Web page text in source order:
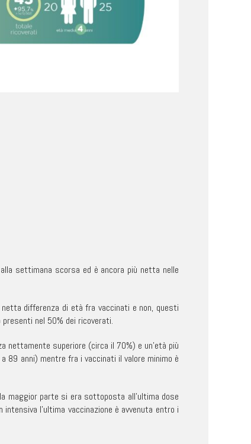
settimana scorsa ed è ancora più netta nelle
differenza di età fra vaccinati e non, questi
nel 50% dei ricoverati.
nettamente superiore (circa il 70%) e un’età più
89 anni) mentre fra i vaccinati il valore minimo è
maggior parte si era sottoposta all’ultima dose
l’ultima vaccinazione è avvenuta entro i